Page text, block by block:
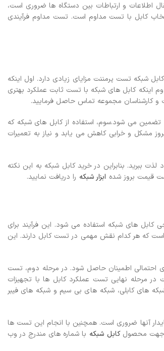
اطلاعات و ارتباطات بین دستگاه ها ضروری است،
کابل با تست مداوم است. تست مداوم فرآیندی
شبکه تست پرمننت مزایای زیادی دارد. اول اینکه
اینکه کابل های شبکه با تست ثابت عملکرد بهتری
و کارشناسان مجموعه تماس حاصل فرمایید.
می شود.سوم، استفاده از کابل های شبکه که
مشکل و خرابی کاهش می یابد و نیاز به تعمیرات
ببرید. بنابراین در خرید کابل شبکه به این نکته
قیمت بروز شده ابزار شبکه را دریافت نمایید.
های شبکه استفاده می شود. این فرآیند برای
که هر کدام نقش مهمی در تست کابل دارند. این
احتمالی اطمینان حاصل شود. در مرحله دوم، تست
در مرحله نهایی تست عملکرد کابل ها با تجهیزات
های کابلی، شبکه های بی سیم و شبکه های فیبر
آنها ضروری است. همچنین با انجام این تست ها
جهت محصولکابل شبکه با شماره های مندرج در وب